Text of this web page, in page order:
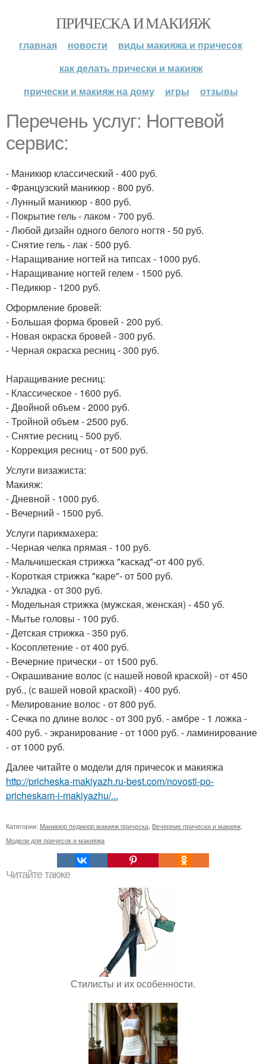
ПРИЧЕСКА И МАКИЯЖ
главная новости
виды макияжа и причесок
как делать прически и макияж
прически и макияж на дому
игры отзывы
Перечень услуг: Ногтевой
сервис:
- Маникюр классический - 400 руб.
- Французский маникюр - 800 руб.
- Лунный маникюр - 800 руб.
- Покрытие гель - лаком - 700 руб.
- Любой дизайн одного белого ногтя - 50 руб.
- Снятие гель - лак - 500 руб.
- Наращивание ногтей на типсах - 1000 руб.
- Наращивание ногтей гелем - 1500 руб.
- Педикюр - 1200 руб.
Оформление бровей:
- Большая форма бровей - 200 руб.
- Новая окраска бровей - 300 руб.
- Черная окраска ресниц - 300 руб.
Наращивание ресниц:
- Классическое - 1600 руб.
- Двойной объем - 2000 руб.
- Тройной объем - 2500 руб.
- Снятие ресниц - 500 руб.
- Коррекция ресниц - от 500 руб.
Услуги визажиста:
Макияж:
- Дневной - 1000 руб.
- Вечерний - 1500 руб.
Услуги парикмахера:
- Черная челка прямая - 100 руб.
- Мальчишеская стрижка "каскад"-от 400 руб.
- Короткая стрижка "каре"- от 500 руб.
- Укладка - от 300 руб.
- Модельная стрижка (мужская, женская) - 450 уб.
- Мытье головы - 100 руб.
- Детская стрижка - 350 руб.
- Косоплетение - от 400 руб.
- Вечерние прически - от 1500 руб.
- Окрашивание волос (с нашей новой краской) - от 450
руб., (с вашей новой краской) - 400 руб.
- Мелирование волос - от 800 руб.
- Сечка по длине волос - от 300 руб. - амбре - 1 ложка -
400 руб. - экранирование - от 1000 руб. - ламинирование
- от 1000 руб.
Далее читайте о модели для причесок и макияжа
http://pricheska-makiyazh.ru-best.com/novosti-po-
pricheskam-i-makiyazhu/...
Категории: Маникюр педикюр макияж прическа Вечерние прически и макияж
Модели для причесок и макияжа
Читайте также
Стилисты и их особенности.